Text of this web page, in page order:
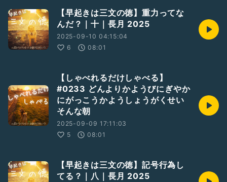
【早起きは三文の徳】重力ってな
んだ？｜十｜長月 2025
2025-09-10 04:15:04
6
08:01
【しゃべれるだけしゃべる】
#0233 どんよりかようびにぎやか
にがっこうかようしょうがくせい
そんな朝
2025-09-09 17:11:03
5
08:01
【早起きは三文の徳】記号行為し
てる？｜八｜長月 2025